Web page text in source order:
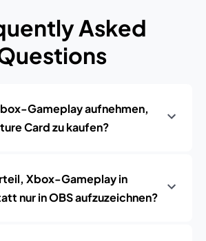
Asked
Gameplay aufnehmen,
Card zu kaufen?
Xbox-Gameplay in
nur in OBS aufzuzeichnen?